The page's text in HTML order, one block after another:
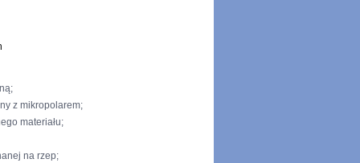
z mikropolarem;
materiału;
na rzep;